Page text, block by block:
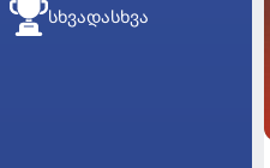
ᲡᲮᲕᲐᲓᲐᲡᲮᲕᲐ